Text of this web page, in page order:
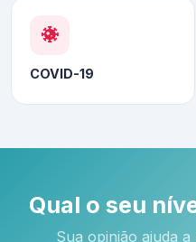
COVID-19
Qual o seu
Sua opinião ajuda